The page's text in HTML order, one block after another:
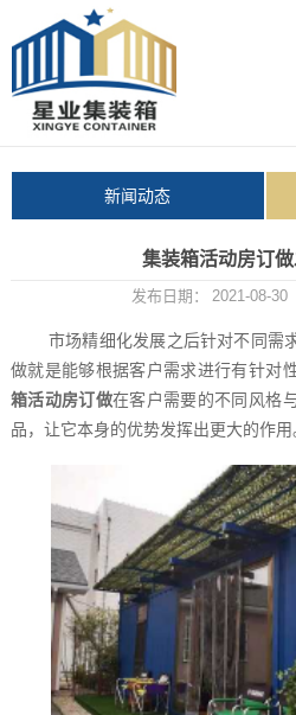
新闻动态
集装箱活动房订
发布日期： 2021-08-30
市场精细化发展之后针对不同需
做就是能够根据客户需求进行有针对
箱活动房订做在客户需要的不同风格
品，让它本身的优势发挥出更大的作用